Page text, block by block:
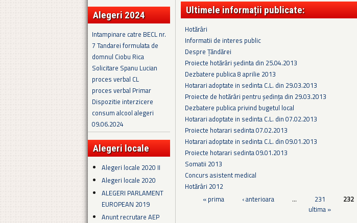
Alegeri 2024
Intampinare catre BECL nr.
7 Tandarei formulata de
domnul Ciobu Rica
Solicitare Spanu Lucian
proces verbal CL
proces verbal Primar
Dispozitie interzicere
consum alcool alegeri
09.06.2024
Alegeri locale
Alegeri locale 2020 II
Alegeri locale 2020
ALEGERI PARLAMENT
EUROPEAN 2019
Anunt recrutare AEP
Ultimele informații publicate:
Hotărâri
Informatii de interes public
Despre Țăndărei
Proiecte hotărâri ședinta din 25.04.2013
Dezbatere publica 8 aprilie 2013
Hotarari adoptate in sedinta C.L. din 29.03.2013
Proiecte de hotărâri pentru ședința din 29.03.2013
Dezbatere publica privind bugetul local
Hotarari adoptate in sedinta C.L. din 07.02.2013
Proiecte hotarari sedinta 07.02.2013
Hotarari adoptate in sedinta C.L. din 09.01.2013
Proiecte hotarari sedinta 09.01.2013
Somatii 2013
Concurs asistent medical
Hotărâri 2012
Pagini
« prima ‹ anterioara … 231 232
ultima »